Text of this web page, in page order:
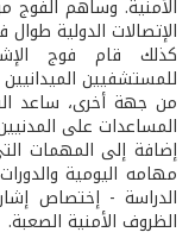
الأمنية. وساهم الفوج
الإتصالات الدولية طوال
كذلك قام فوج
للمستشفيين
من جهة أخرى، ساعد
المساعدات على
إضافة إلى المهمات
مهامه اليومية
الدراسة - إختصاص
الظروف الأمنية الصعبة.